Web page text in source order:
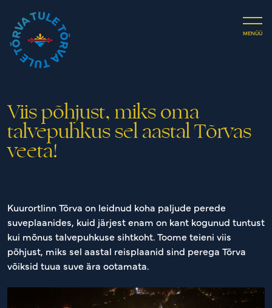
MENÜÜ
Viis põhjust, miks oma
talvepuhkus sel aastal Tõrvas
veeta!
Kuurortlinn Tõrva on leidnud koha paljude perede
suveplaanides, kuid järjest enam on kant kogunud tuntust
kui mõnus talvepuhkuse sihtkoht. Toome teieni viis
põhjust, miks sel aastal reisplaanid sind perega Tõrva
võiksid tuua suve ära ootamata.